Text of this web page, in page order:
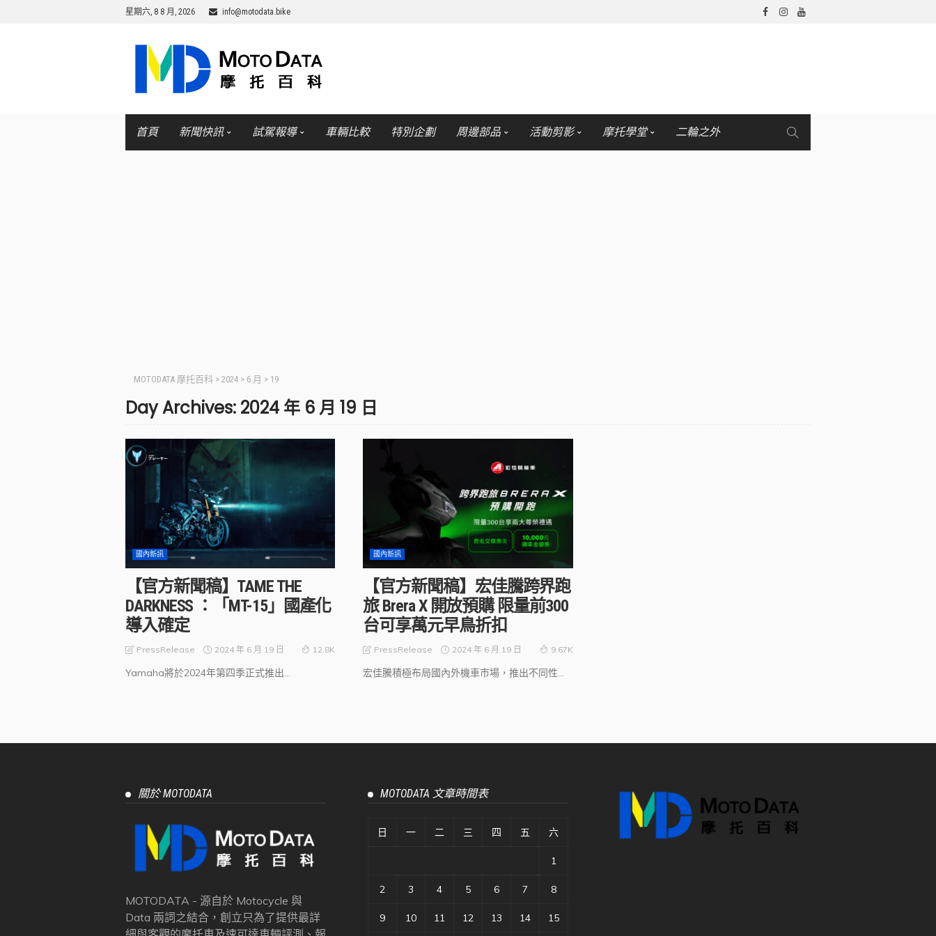
星期六, 8 8 月, 2026 info@motodata.bike
首頁 新聞快訊 試駕報導 車輛比較 特別企劃 周邊部品 活動剪影 摩托學堂 二輪之外
MOTODATA 摩托百科 > 2024 > 6 月 > 19
Day Archives: 2024 年 6 月 19 日
國內新訊
【官方新聞稿】TAME THE
DARKNESS ：「MT-15」國產化
導入確定
PressRelease 2024 年 6 月 19 日 12.8K
Yamaha將於2024年第四季正式推出...
國內新訊
【官方新聞稿】宏佳騰跨界跑
旅 Brera X 開放預購 限量前300
台可享萬元早鳥折扣
PressRelease 2024 年 6 月 19 日 9.67K
宏佳騰積極布局國內外機車市場，推出不同性...
關於 MOTODATA
MOTODATA - 源自於 Motocycle 與
Data 兩詞之結合，創立只為了提供最詳
MOTODATA 文章時間表
日 一 二 三 四 五 六
1
2 3 4 5 6 7 8
9 10 11 12 13 14 15